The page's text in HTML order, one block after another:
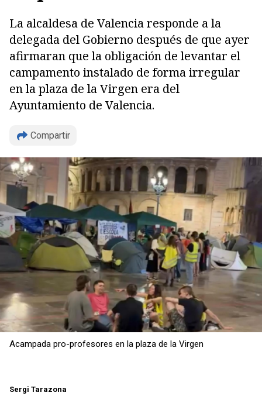
La alcaldesa de Valencia responde a la
delegada del Gobierno después de que ayer
afirmaran que la obligación de levantar el
campamento instalado de forma irregular
en la plaza de la Virgen era del
Ayuntamiento de Valencia.
Compartir
Copiar
Acampada pro-profesores en la plaza de la Virgen
Sergi Tarazona